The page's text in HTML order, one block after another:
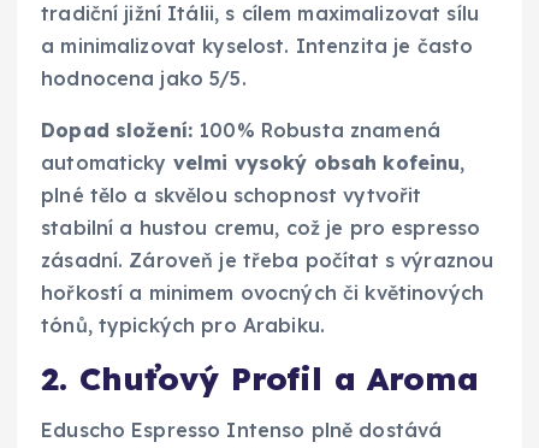
tradiční jižní Itálii, s cílem maximalizovat sílu
a minimalizovat kyselost. Intenzita je často
hodnocena jako 5/5.
Dopad složení: 100% Robusta znamená
automaticky velmi vysoký obsah kofeinu,
plné tělo a skvělou schopnost vytvořit
stabilní a hustou cremu, což je pro espresso
zásadní. Zároveň je třeba počítat s výraznou
hořkostí a minimem ovocných či květinových
tónů, typických pro Arabiku.
2. Chuťový Profil a Aroma
Eduscho Espresso Intenso plně dostává